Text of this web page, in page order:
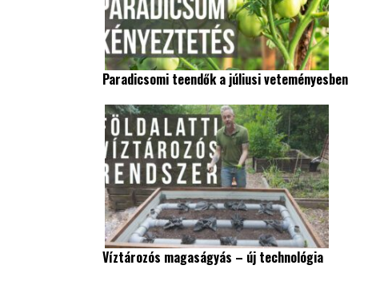
Paradicsomi teendők a júliusi veteményesben
Víztározós magaságyás – új technológia